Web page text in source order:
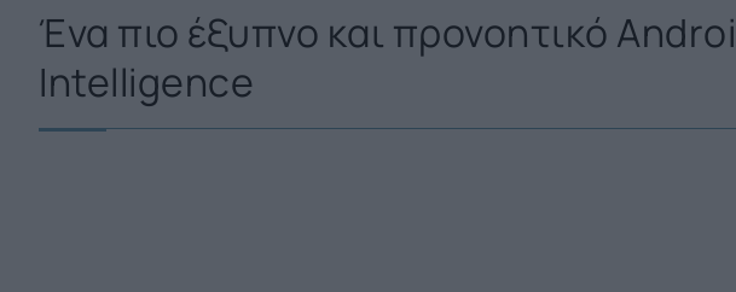
Ένα πιο έξυπνο και προνοητικό
Intelligence